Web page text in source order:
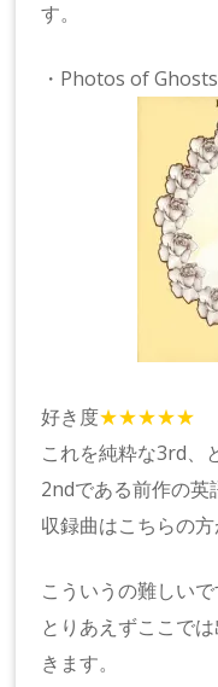
す。
・Photos of
好き度★★★★★
これを純粋な3rd、
2ndである前作の英
収録曲はこちらの
こういうの難しい
とりあえずここで
きます。